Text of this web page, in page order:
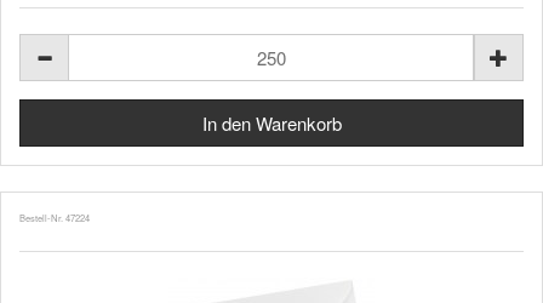
Bestell-Nr. 47224